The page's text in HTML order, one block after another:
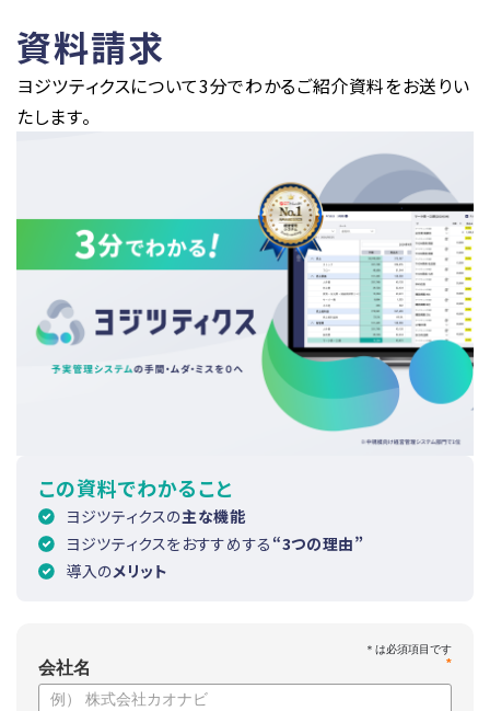
資料請求
ヨジツティクスについて3分でわかるご紹介資料をお送りい
たします。
この資料でわかること
ヨジツティクスの主な機能
ヨジツティクスをおすすめする “3つの理由”
導入のメリット
*
会社名